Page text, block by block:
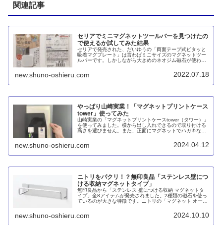
関連記事
セリアでミニマグネットツールバーを見つけたの
で使えるか試してみた結果
セリアで発売された、だいゆうの「両面テープ式ピタッと
吸着マグプレート」は言わばミニサイズのマグネットツー
ルバーです。しかしながら大きめのネオジム磁石が使われ
new.shuno-oshieru.com 2022.07.18
やっぱり山崎実業！「マグネットプリントケース
tower」使ってみた
山崎実業の「マグネットプリントケースtower（タワー）」
を使ってみました。横から出し入れできるので取り付ける
高さを選びません。また、正面にマグネットでハガキなど
納しやすいです。磁力がとても強力でズリ落ちません。
new.shuno-oshieru.com 2024.04.12
ニトリをパクリ！？無印良品「ステンレス壁につ
ける収納マグネットタイプ」
無印良品から「ステンレス 壁につける収納 マグネットタ
イプ」全8アイテムが発売されました。2種類の磁石を使っ
ているのが大きな特徴です。ニトリの「マグネット オール
new.shuno-oshieru.com 2024.10.10